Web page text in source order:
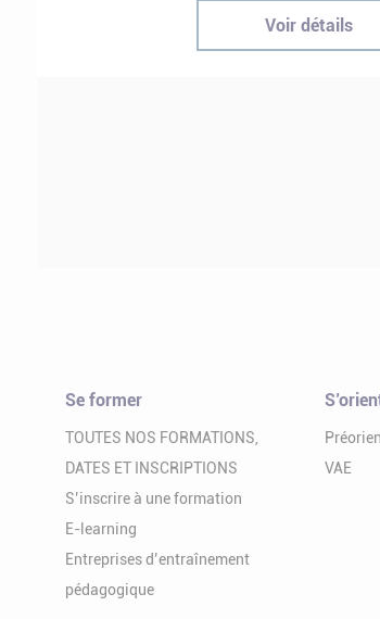
Voir détails
Se former
TOUTES NOS FORMATIONS,
DATES ET INSCRIPTIONS
S’inscrire à une formation
E-learning
Entreprises d’entraînement
pédagogique
VAE